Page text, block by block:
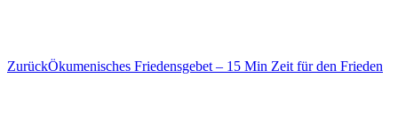
ZurückVorheriger
Ökumenisches Friedensgebet – 15 Min Zeit für den Frieden